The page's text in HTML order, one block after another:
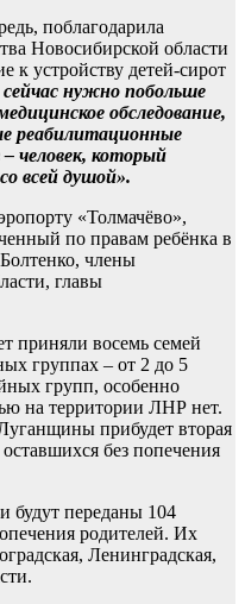
поблагодарила
Новосибирской области
к устройству детей-сирот
нужно побольше
обследование,
реабилитационные
человек, который
всей душой».
«Толмачёво»,
по правам ребёнка в
члены
главы
приняли восемь семей
группах – от 2 до 5
групп, особенно
на территории ЛНР нет.
прибудет вторая
без попечения
будут переданы 104
родителей. Их
Ленинградская,